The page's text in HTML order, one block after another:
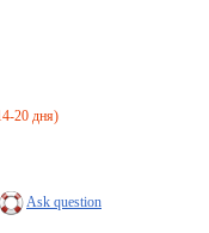
20 дня)
Ask question